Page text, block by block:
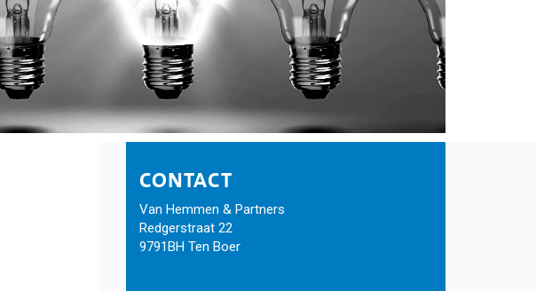
CONTACT
Van Hemmen & Partners
Redgerstraat 22
9791BH Ten Boer